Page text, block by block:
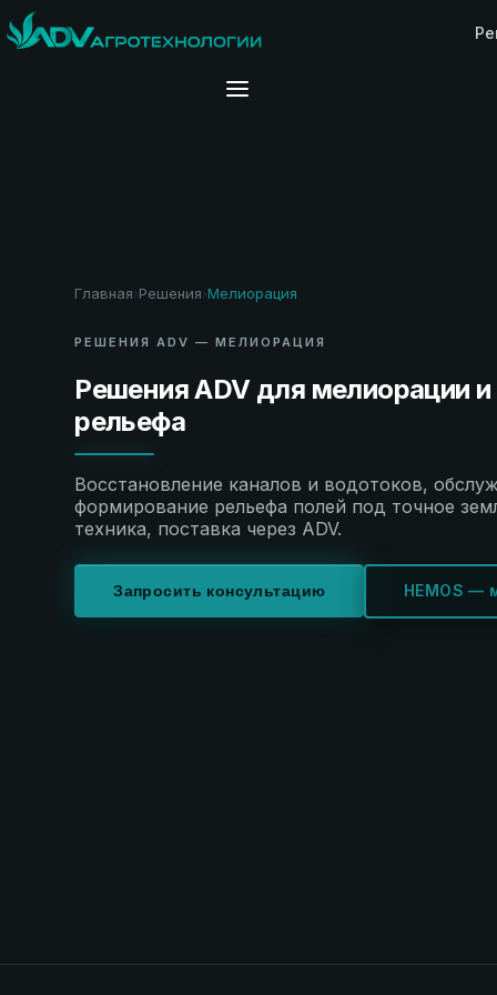
Главная› Решения› Мелиорация
РЕШЕНИЯ ADV — МЕЛИОРАЦИЯ
Решения ADV для мелиорации
рельефа
Восстановление каналов и водотоков,
формирование рельефа полей под точное
техника, поставка через ADV.
Запросить консультацию HEMOS —